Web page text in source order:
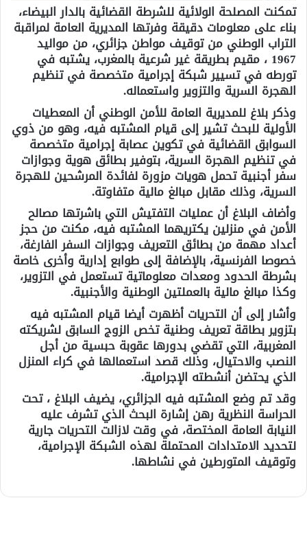
تمكنت المصلحة الولائية للشرطة القضائية بالدار البيضاء،
بناء على معلومات دقيقة وفرتها المديرية العامة لمراقبة
التراب الوطني من توقيف مواطن جزائري، من مواليد
1967 ، مقيم بطريقة غير شرعية بالمغرب، يشتبه في
تورطه في تسيير شبكة إجرامية متخصصة في تنظيم
الهجرة السرية والتزوير واستعماله.
وذكر بلاغ للمديرية العامة للأمن الوطني أن المعطيات
الأولية للبحث تشير إلى قيام المشتبه فيه، وهو من ذوي
السوابق القضائية في تكوين عصابة إجرامية متخصصة
في تنظيم الهجرة السرية، بتوفير بطائق هوية وجوازات
سفر أجنبية تحمل هويات مزورة لفائدة المرشحين للهجرة
السرية، وذلك مقابل مبالغ مالية متفاوتة.
وأضاف البلاغ أن عمليات التفتيش التي باشرتها مصالح
الأمن في منزلين يكتريهما المشتبه فيه، مكنت من حجز
أعداد مهمة من بطائق التعريف وجوازات السفر الفارغة،
خصوصا الفرنسية، بالإضافة إلى طوابع إدارية وأخرى خاصة
بشرطة الحدود ومعدات معلوماتية تستعمل في التزوير،
وكذا مبالغ مالية بالعملتين الوطنية والأجنبية.
وأشار إلى أن التحريات أظهرت أيضا قيام المشتبه فيه
بتزوير بطاقة تعريف وطنية تخص الزوج السابق لشريكته
المغربية، التي تقضي بدورها عقوبة حبسية من أجل
النصب والاحتيال، وذلك قصد استعمالها في كراء المنزل
الذي يحتضن أنشطته الإجرامية.
وقد تم وضع المشتبه فيه الجزائري، يضيف البلاغ ، تحت
الحراسة النظرية رهن إشارة البحث الذي تشرف عليه
النيابة العامة المختصة، في وقت لازالت التحريات جارية
لتحديد الامتدادات المحتملة لهذه الشبكة الإجرامية،
وتوقيف المتورطين في نشاطها.